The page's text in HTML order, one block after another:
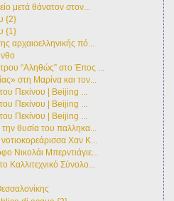
μετά θάνατον στον...
{2}
{1}
αρχαιοελληνικής πό...
“Αληθώς” στο Έπος ...
στη Μαρίνα και τον...
Πεκίνου | Beijing ...
Πεκίνου | Beijing ...
Πεκίνου | Beijing ...
θυσία του παλληκα...
Χαν Κ...
Νικολάι Μπερντιάγιε...
Καλλιτεχνικό Σύνολο...